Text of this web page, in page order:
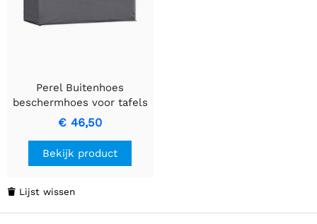
Perel Buitenhoes
beschermhoes voor tafels
tot 180 cm
€ 46,50
Bekijk product
 Lijst wissen